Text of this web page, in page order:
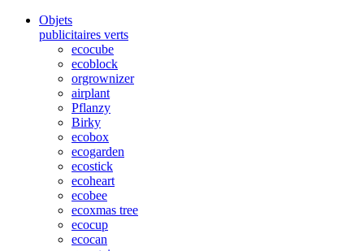
Objets
publicitaires verts
ecocube
ecoblock
orgrownizer
airplant
Pflanzy
Birky
ecobox
ecogarden
ecostick
ecoheart
ecobee
ecoxmas tree
ecocup
ecocan